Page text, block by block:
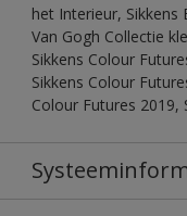
het Interieur, Sikkens
Van Gogh Collectie
Sikkens Colour
Sikkens Colour
Colour Futures 2019,